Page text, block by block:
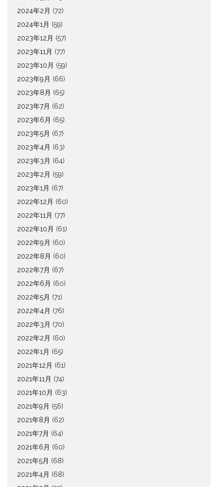
2024年2月 (72)
2024年1月 (59)
2023年12月 (57)
2023年11月 (77)
2023年10月 (59)
2023年9月 (66)
2023年8月 (65)
2023年7月 (62)
2023年6月 (65)
2023年5月 (67)
2023年4月 (63)
2023年3月 (64)
2023年2月 (59)
2023年1月 (67)
2022年12月 (60)
2022年11月 (77)
2022年10月 (61)
2022年9月 (60)
2022年8月 (60)
2022年7月 (67)
2022年6月 (60)
2022年5月 (71)
2022年4月 (76)
2022年3月 (70)
2022年2月 (60)
2022年1月 (65)
2021年12月 (61)
2021年11月 (74)
2021年10月 (63)
2021年9月 (56)
2021年8月 (62)
2021年7月 (64)
2021年6月 (60)
2021年5月 (68)
2021年4月 (68)